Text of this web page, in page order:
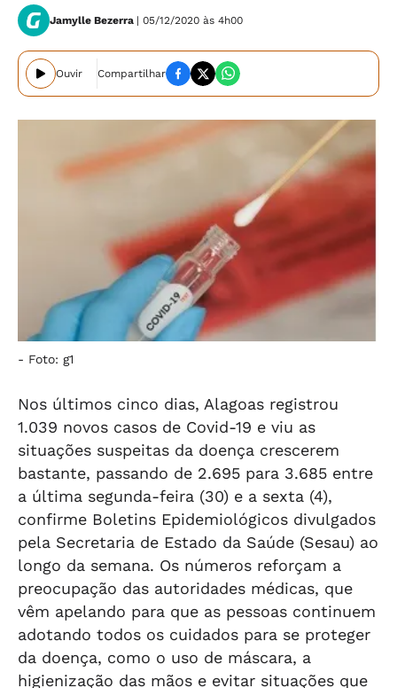
Jamylle Bezerra | 05/12/2020 às 4h00
Ouvir Compartilhar
- Foto: g1
Nos últimos cinco dias, Alagoas registrou
1.039 novos casos de Covid-19 e viu as
situações suspeitas da doença crescerem
bastante, passando de 2.695 para 3.685 entre
a última segunda-feira (30) e a sexta (4),
confirme Boletins Epidemiológicos divulgados
pela Secretaria de Estado da Saúde (Sesau) ao
longo da semana. Os números reforçam a
preocupação das autoridades médicas, que
vêm apelando para que as pessoas continuem
adotando todos os cuidados para se proteger
da doença, como o uso de máscara, a
higienização das mãos e evitar situações que